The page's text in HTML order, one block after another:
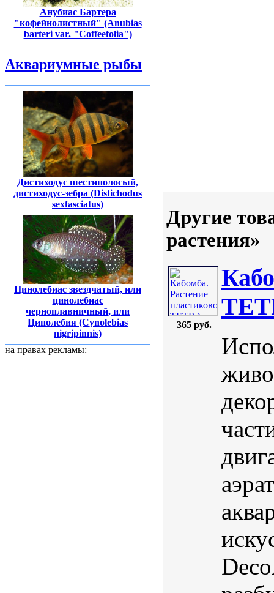
Анубиас Бартера
"кофейнолистный" (Anubias
barteri var. "Coffeefolia")
Аквариумные рыбы
Дистиходус шестиполосый,
дистиходус-зебра (Distichodus
sexfasciatus)
Цинолебиас звездчатый, или
цинолебиас
черноплавничный, или
Цинолебия (Cynolebias
nigripinnis)
на правах рекламы:
Другие
растения»
365 руб.